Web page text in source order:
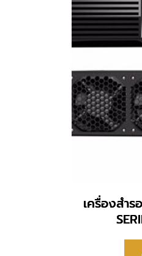
เครื่องสำ